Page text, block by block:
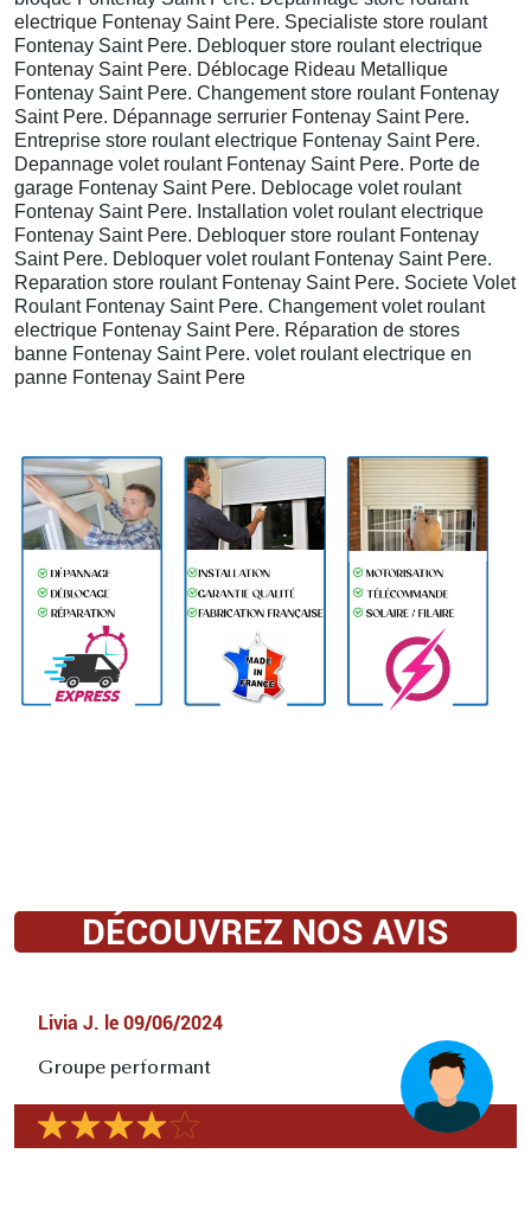
electrique Fontenay Saint Pere. Specialiste store roulant
Fontenay Saint Pere. Debloquer store roulant electrique
Fontenay Saint Pere. Déblocage Rideau Metallique
Fontenay Saint Pere. Changement store roulant Fontenay
Saint Pere. Dépannage serrurier Fontenay Saint Pere.
Entreprise store roulant electrique Fontenay Saint Pere.
Depannage volet roulant Fontenay Saint Pere. Porte de
garage Fontenay Saint Pere. Deblocage volet roulant
Fontenay Saint Pere. Installation volet roulant electrique
Fontenay Saint Pere. Debloquer store roulant Fontenay
Saint Pere. Debloquer volet roulant Fontenay Saint Pere.
Reparation store roulant Fontenay Saint Pere. Societe Volet
Roulant Fontenay Saint Pere. Changement volet roulant
electrique Fontenay Saint Pere. Réparation de stores
banne Fontenay Saint Pere. volet roulant electrique en
panne Fontenay Saint Pere
DÉCOUVREZ NOS AVIS
Livia J. le 09/06/2024
Groupe performant